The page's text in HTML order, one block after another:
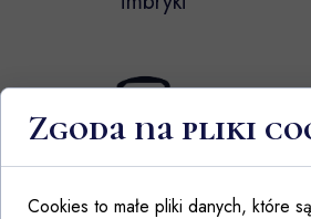
Cukiernice
Zgoda na pliki
Cookies to małe pliki danych, które